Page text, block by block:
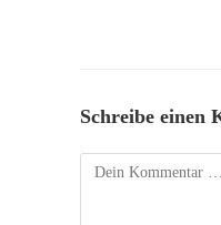
Schreibe einen
Kommentar